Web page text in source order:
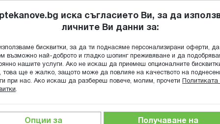
Търсене
ПОПИТАЙ
ГРИЖА ЗА МАЙКАТА И ДЕТЕТО ХРАНИТЕЛНИ ДОБАВКИ
добавки Нове Фарм NOVE COSMETICS КРЕМ НЕЖНА
иска съгласието Ви, за да
личните Ви данни за:
бисквитки, за да ти поднасяме персонализирани оферти, да
възможно най-доброто и гладко шопинг преживяване и да
нашите услуги. Ако не искаш да приемеш опционалните
това ще е жалко, защото може да повлияе на качеството на
при нас. Ако искаш да разбереш повече, молим, прочети
Политиката
.
Опции за
Получаване на